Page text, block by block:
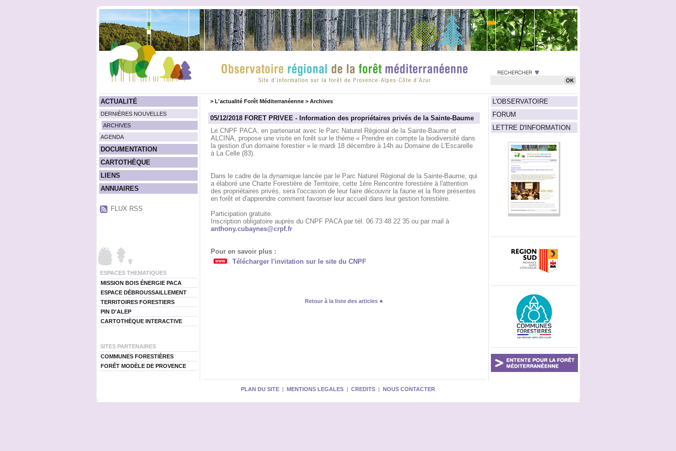
ACTUALITÉ
DERNIÈRES NOUVELLES
ARCHIVES
AGENDA
DOCUMENTATION
CARTOTHÈQUE
LIENS
ANNUAIRES
FLUX RSS
ESPACES THEMATIQUES
MISSION BOIS ÉNERGIE PACA
ESPACE DÉBROUSSAILLEMENT
TERRITOIRES FORESTIERS
PIN D'ALEP
CARTOTHÈQUE INTERACTIVE
SITES PARTENAIRES
COMMUNES FORESTIÈRES
FORÊT MODÈLE DE PROVENCE
L'OBSERVATOIRE
FORUM
LETTRE D'INFORMATION
> L'actualité Forêt Méditerranéenne> Archives
05/12/2018 FORET PRIVEE - Information des propriétaires privés de la Sainte-Baume
Le CNPF PACA, en partenariat avec le Parc Naturel Régional de la Sainte-Baume et
ALCINA, propose une visite en forêt sur le thème « Prendre en compte la biodiversité dans
la gestion d'un domaine forestier » le mardi 18 décembre à 14h au Domaine de L'Escarelle
à La Celle (83).
Dans le cadre de la dynamique lancée par le Parc Naturel Régional de la Sainte-Baume, qui
a élaboré une Charte Forestière de Territoire, cette 1ère Rencontre forestière à l'attention
des propriétaires privés, sera l'occasion de leur faire découvrir la faune et la flore présentes
en forêt et d'apprendre comment favoriser leur accueil dans leur gestion forestière.
Participation gratuite.
Inscription obligatoire auprès du CNPF PACA par tél. 06 73 48 22 35 ou par mail à
anthony.cubaynes@crpf.fr
Pour en savoir plus :
Télécharger l'invitation sur le site du CNPF
Retour à la liste des articles
PLAN DU SITE | MENTIONS LEGALES | CREDITS | NOUS CONTACTER